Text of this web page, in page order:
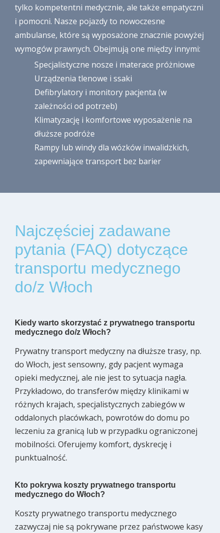
tylko kompetentni medycznie, ale także empatyczni
i pomocni. Nasze pojazdy to nowoczesne
ambulanse, które są wyposażone znacznie powyżej
wymogów prawnych. Obejmują one między innymi:
Specjalistyczne nosze i materace próżniowe
Urządzenia tlenowe i ssaki
Defibrylatory i monitory pacjenta (w
zależności od potrzeb)
Klimatyzację i komfortowe wyposażenie na
dłuższe podróże
Rampy lub windy dla wózków inwalidzkich,
zapewniające transport bez barier
Najczęściej zadawane
pytania (FAQ) dotyczące
transportu medycznego
do/z Włoch
Kiedy warto skorzystać z prywatnego transportu
medycznego do/z Włoch?
Prywatny transport medyczny na dłuższe trasy, np.
do Włoch, jest sensowny, gdy pacjent wymaga
opieki medycznej, ale nie jest to sytuacja nagła.
Przykładowo, do transferów między klinikami w
różnych krajach, specjalistycznych zabiegów w
oddalonych placówkach, powrotów do domu po
leczeniu za granicą lub w przypadku ograniczonej
mobilności. Oferujemy komfort, dyskrecję i
punktualność.
Kto pokrywa koszty prywatnego transportu
medycznego do Włoch?
Koszty prywatnego transportu medycznego
zazwyczaj nie są pokrywane przez państwowe kasy